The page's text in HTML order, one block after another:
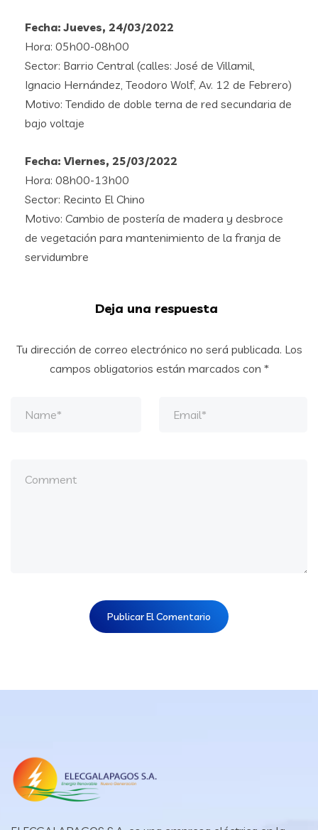
Fecha: Jueves, 24/03/2022
Hora: 05h00-08h00
Sector: Barrio Central (calles: José de Villamil,
Ignacio Hernández, Teodoro Wolf, Av. 12 de Febrero)
Motivo: Tendido de doble terna de red secundaria de
bajo voltaje
Fecha: Viernes, 25/03/2022
Hora: 08h00-13h00
Sector: Recinto El Chino
Motivo: Cambio de postería de madera y desbroce
de vegetación para mantenimiento de la franja de
servidumbre
Deja una respuesta
Tu dirección de correo electrónico no será publicada. Los
campos obligatorios están marcados con *